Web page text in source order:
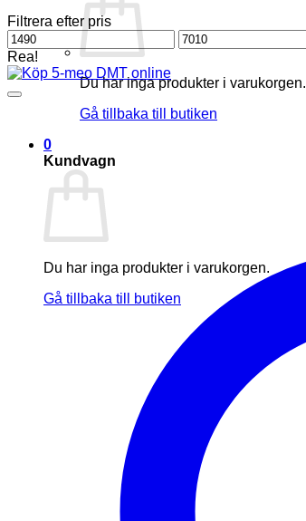
Du har inga produkter i varukorgen.
Gå tillbaka till butiken
0
Kundvagn
Du har inga produkter i varukorgen.
Gå tillbaka till butiken
Filtrera efter pris
Pris
från
Pris
till
Rea!